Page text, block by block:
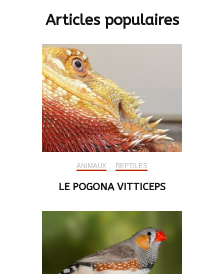
Articles populaires
ANIMAUX , REPTILES
LE POGONA VITTICEPS